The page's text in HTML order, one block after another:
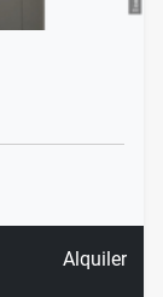
Alquiler